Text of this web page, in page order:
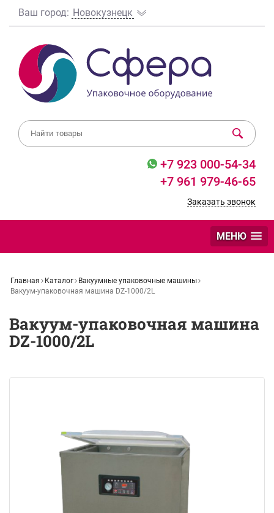
Ваш город: Новокузнецк
+7 923 000-54-34
+7 961 979-46-65
Заказать звонок
МЕНЮ
Главная Каталог
Вакуумные упаковочные машины
Вакуум-упаковочная машина DZ-1000/2L
Вакуум-упаковочная машина
DZ-1000/2L